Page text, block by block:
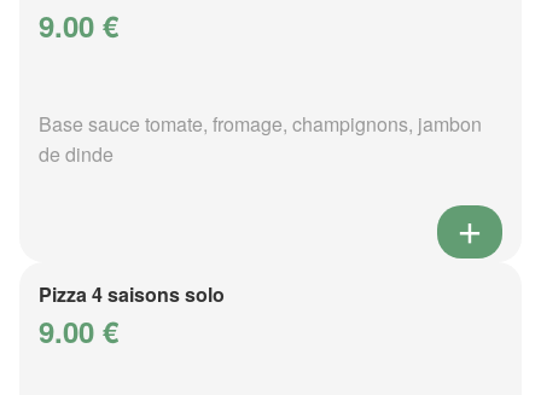
9.00 €
Base sauce tomate, fromage, champignons, jambon
de dinde
Pizza 4 saisons solo
9.00 €